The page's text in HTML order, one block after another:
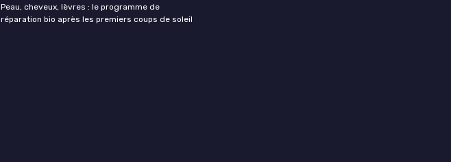
Peau, cheveux, lèvres : le programme de
réparation bio après les premiers coups de soleil